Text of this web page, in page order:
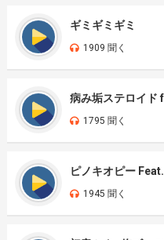
ギミギミギミ
1909 聞く
病み垢ステロイド
1795 聞く
1945 聞く